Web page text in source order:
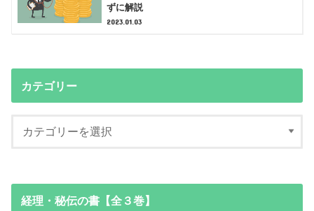
ずに解説
2023.01.03
カテゴリー
経理・秘伝の書【全３巻】